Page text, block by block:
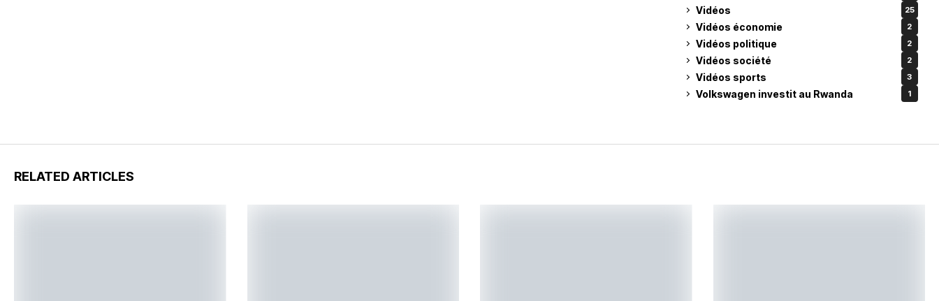
Vidéos 25
Vidéos économie 2
Vidéos politique 2
Vidéos société 2
Vidéos sports 3
Volkswagen investit au Rwanda 1
RELATED ARTICLES